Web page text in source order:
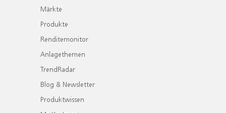
Märkte
Produkte
Renditemonitor
Anlagethemen
TrendRadar
Blog & Newsletter
Produktwissen